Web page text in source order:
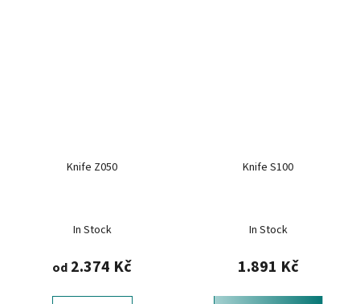
Knife Z050
In Stock
od 2.374 Kč
Knife S100
In Stock
1.891 Kč